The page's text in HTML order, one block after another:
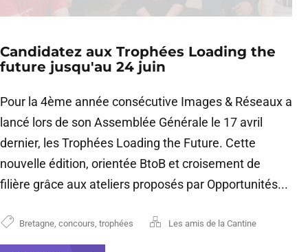
Candidatez aux Trophées Loading the
future jusqu'au 24 juin
Pour la 4ème année consécutive Images & Réseaux a
lancé lors de son Assemblée Générale le 17 avril
dernier, les Trophées Loading the Future. Cette
nouvelle édition, orientée BtoB et croisement de
filière grâce aux ateliers proposés par Opportunités...
Bretagne concours trophées Les amis de la Cantine